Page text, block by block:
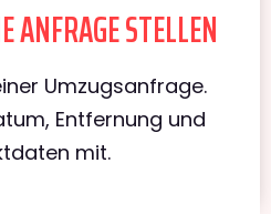
ANFRAGE STELLEN
Umzugsanfrage.
Entfernung und
mit.